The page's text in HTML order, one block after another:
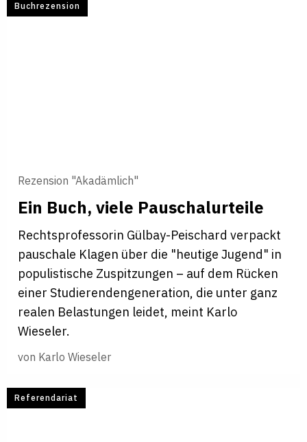
Buchrezension
Rezension "Akadämlich"
Ein Buch, viele Pau­schal­ur­teile
Rechtsprofessorin Gülbay-Peischard verpackt
pauschale Klagen über die "heutige Jugend" in
populistische Zuspitzungen – auf dem Rücken
einer Studierendengeneration, die unter ganz
realen Belastungen leidet, meint Karlo
Wieseler.
von Karlo Wieseler
Referendariat